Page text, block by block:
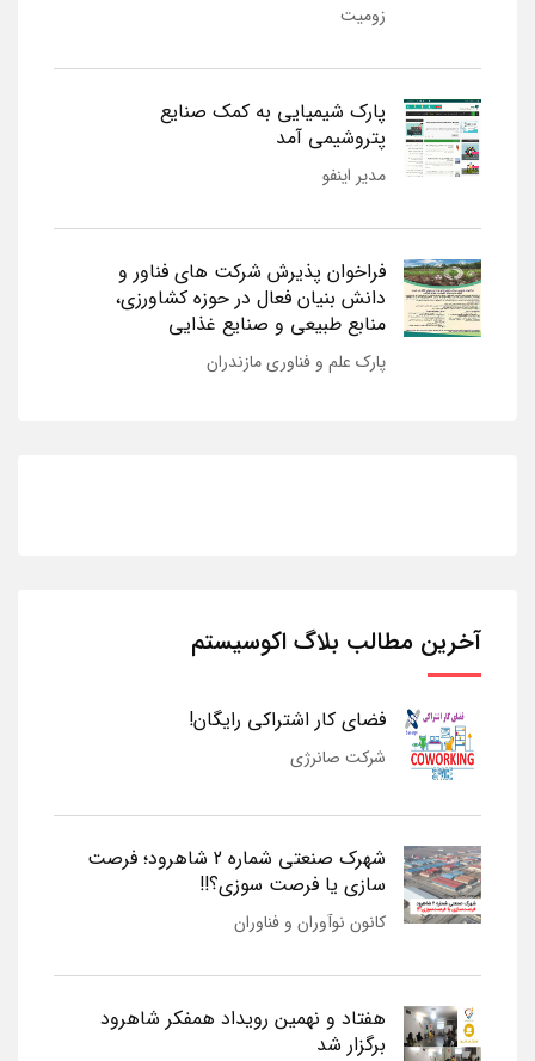
زومیت
پارک شیمیایی به کمک صنایع
پتروشیمی آمد
مدیر اینفو
فراخوان پذیرش شرکت های فناور و
دانش بنیان فعال در حوزه کشاورزی،
منابع طبیعی و صنایع غذایی
پارک علم و فناوری مازندران
آخرین مطالب بلاگ اکوسیستم
فضای کار اشتراکی رایگان!
شرکت صانرژی
شهرک صنعتی شماره 2 شاهرود؛ فرصت
سازی یا فرصت سوزی؟!!
کانون نوآوران و فناوران
هفتاد و نهمین رویداد همفکر شاهرود
برگزار شد